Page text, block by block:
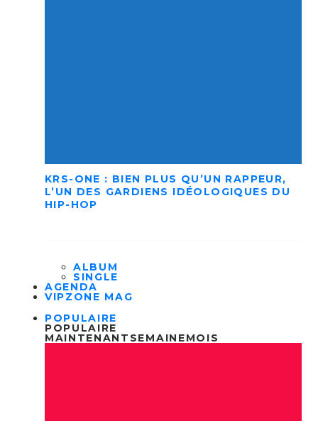
KRS-ONE : BIEN PLUS QU’UN RAPPEUR,
L’UN DES GARDIENS IDÉOLOGIQUES DU
HIP-HOP
ALBUM
SINGLE
AGENDA
VIPZONE MAG
POPULAIRE
POPULAIRE
MAINTENANT SEMAINEMOIS